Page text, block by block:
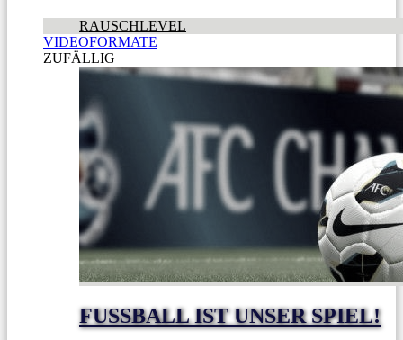
RAUSCHLEVEL
VIDEOFORMATE
ZUFÄLLIG
FUSSBALL IST UNSER SPIEL!